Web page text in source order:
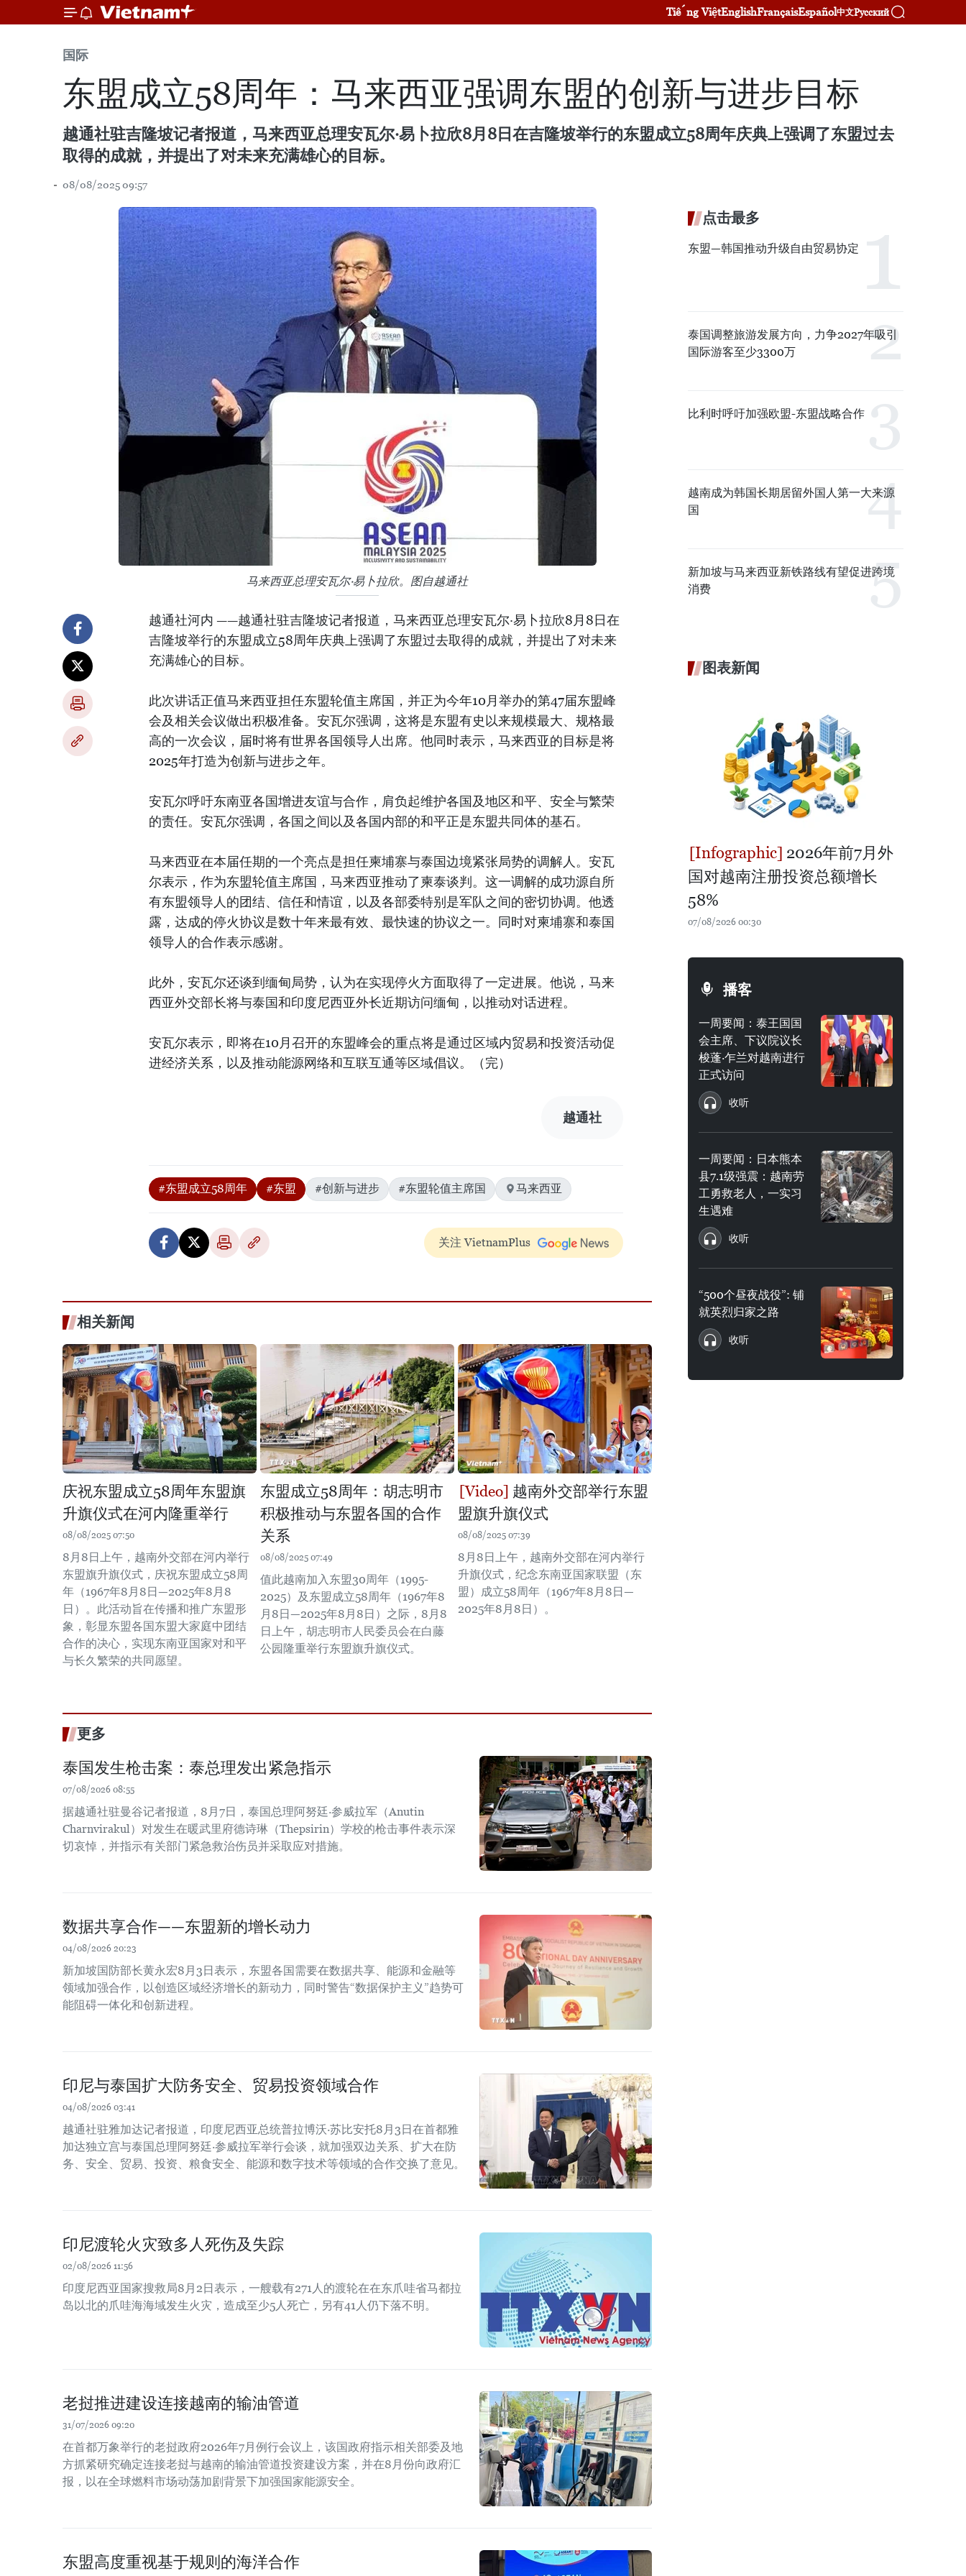
Tiếng ViệtEnglishFrançaisEspañol中文Русский
国际
东盟成立58周年：马来西亚强调东盟的创新与进步目标
越通社驻吉隆坡记者报道，马来西亚总理安瓦尔·易卜拉欣8月8日在吉隆坡举行的东盟成立58周年庆典上强调了东盟过去
取得的成就，并提出了对未来充满雄心的目标。
08/08/2025 09:57
马来西亚总理安瓦尔·易卜拉欣。图自越通社
越通社河内 ——越通社驻吉隆坡记者报道，马来西亚总理安瓦尔·易卜拉欣8月8日在
吉隆坡举行的东盟成立58周年庆典上强调了东盟过去取得的成就，并提出了对未来
充满雄心的目标。
此次讲话正值马来西亚担任东盟轮值主席国，并正为今年10月举办的第47届东盟峰
会及相关会议做出积极准备。安瓦尔强调，这将是东盟有史以来规模最大、规格最
高的一次会议，届时将有世界各国领导人出席。他同时表示，马来西亚的目标是将
2025年打造为创新与进步之年。
安瓦尔呼吁东南亚各国增进友谊与合作，肩负起维护各国及地区和平、安全与繁荣
的责任。安瓦尔强调，各国之间以及各国内部的和平正是东盟共同体的基石。
马来西亚在本届任期的一个亮点是担任柬埔寨与泰国边境紧张局势的调解人。安瓦
尔表示，作为东盟轮值主席国，马来西亚推动了柬泰谈判。这一调解的成功源自所
有东盟领导人的团结、信任和情谊，以及各部委特别是军队之间的密切协调。他透
露，达成的停火协议是数十年来最有效、最快速的协议之一。同时对柬埔寨和泰国
领导人的合作表示感谢。
此外，安瓦尔还谈到缅甸局势，认为在实现停火方面取得了一定进展。他说，马来
西亚外交部长将与泰国和印度尼西亚外长近期访问缅甸，以推动对话进程。
安瓦尔表示，即将在10月召开的东盟峰会的重点将是通过区域内贸易和投资活动促
进经济关系，以及推动能源网络和互联互通等区域倡议。（完）
越通社
#东盟成立58周年 #东盟 #创新与进步 #东盟轮值主席国 马来西亚
关注 VietnamPlus
相关新闻
庆祝东盟成立58周年东盟旗
升旗仪式在河内隆重举行
08/08/2025 07:50
8月8日上午，越南外交部在河内举行
东盟旗升旗仪式，庆祝东盟成立58周
年（1967年8月8日—2025年8月8
日）。此活动旨在传播和推广东盟形
象，彰显东盟各国东盟大家庭中团结
合作的决心，实现东南亚国家对和平
与长久繁荣的共同愿望。
东盟成立58周年：胡志明市
积极推动与东盟各国的合作
关系
08/08/2025 07:49
值此越南加入东盟30周年（1995-
2025）及东盟成立58周年（1967年8
月8日—2025年8月8日）之际，8月8
日上午，胡志明市人民委员会在白藤
公园隆重举行东盟旗升旗仪式。
越南外交部举行东盟
盟旗升旗仪式
08/08/2025 07:39
8月8日上午，越南外交部在河内举行
升旗仪式，纪念东南亚国家联盟（东
盟）成立58周年（1967年8月8日—
2025年8月8日）。
更多
泰国发生枪击案：泰总理发出紧急指示
07/08/2026 08:55
据越通社驻曼谷记者报道，8月7日，泰国总理阿努廷·参威拉军（Anutin
Charnvirakul）对发生在暖武里府德诗琳（Thepsirin）学校的枪击事件表示深
切哀悼，并指示有关部门紧急救治伤员并采取应对措施。
数据共享合作——东盟新的增长动力
04/08/2026 20:23
新加坡国防部长黄永宏8月3日表示，东盟各国需要在数据共享、能源和金融等
领域加强合作，以创造区域经济增长的新动力，同时警告“数据保护主义”趋势可
能阻碍一体化和创新进程。
印尼与泰国扩大防务安全、贸易投资领域合作
04/08/2026 03:41
越通社驻雅加达记者报道，印度尼西亚总统普拉博沃·苏比安托8月3日在首都雅
加达独立宫与泰国总理阿努廷·参威拉军举行会谈，就加强双边关系、扩大在防
务、安全、贸易、投资、粮食安全、能源和数字技术等领域的合作交换了意见。
印尼渡轮火灾致多人死伤及失踪
02/08/2026 11:56
印度尼西亚国家搜救局8月2日表示，一艘载有271人的渡轮在在东爪哇省马都拉
岛以北的爪哇海海域发生火灾，造成至少5人死亡，另有41人仍下落不明。
老挝推进建设连接越南的输油管道
31/07/2026 09:20
在首都万象举行的老挝政府2026年7月例行会议上，该国政府指示相关部委及地
方抓紧研究确定连接老挝与越南的输油管道投资建设方案，并在8月份向政府汇
报，以在全球燃料市场动荡加剧背景下加强国家能源安全。
东盟高度重视基于规则的海洋合作
点击最多
东盟—韩国推动升级自由贸易协定
泰国调整旅游发展方向，力争2027年吸引
国际游客至少3300万
比利时呼吁加强欧盟-东盟战略合作
越南成为韩国长期居留外国人第一大来源
国
新加坡与马来西亚新铁路线有望促进跨境
消费
图表新闻
2026年前7月外
国对越南注册投资总额增长
58%
07/08/2026 00:30
播客
一周要闻：泰王国国
会主席、下议院议长
梭蓬·乍兰对越南进行
正式访问
收听
一周要闻：日本熊本
县7.1级强震：越南劳
工勇救老人，一实习
生遇难
收听
“500个昼夜战役”: 铺
就英烈归家之路
收听